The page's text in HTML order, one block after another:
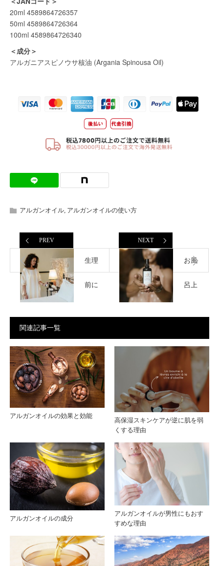
アルガンオイル, アルガンオイルの使い方
PREV
生理
前に
起き
やす
い理
オイ
ル保
湿で
る方
NEXT
お風
呂上
ルガ
イル
タイ
グと
関連記事一覧
アルガンオイルの効果と効能
高保湿スキンケアが逆に肌を弱
くする理由
アルガンオイルの成分
アルガンオイルが男性にもおす
すめな理由